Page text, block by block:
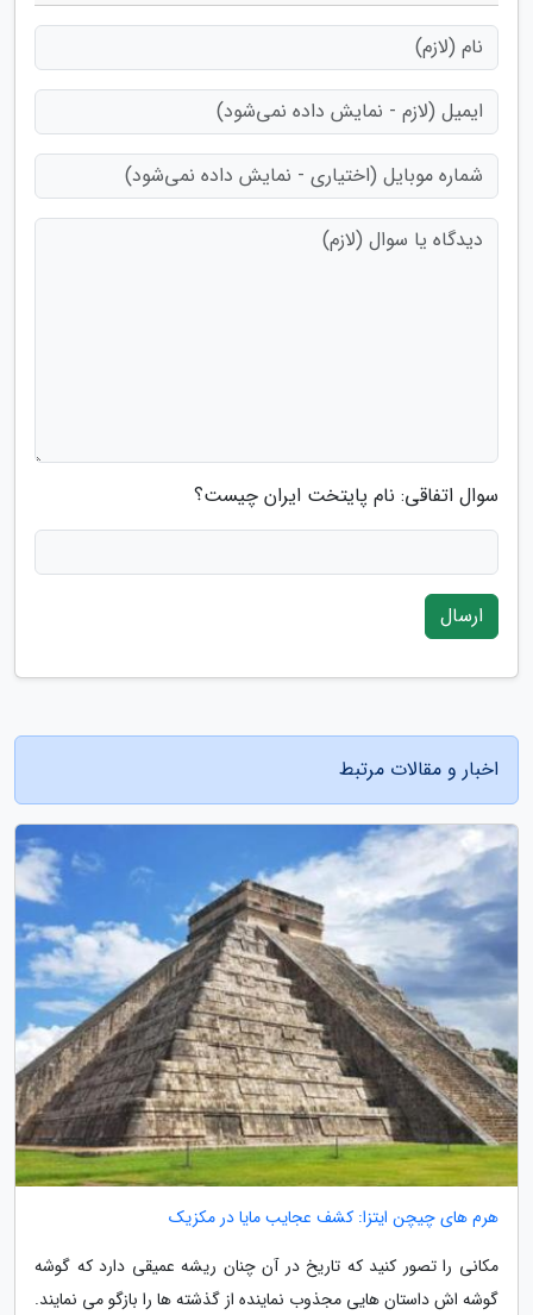
سوال اتفاقی: نام پایتخت ایران چیست؟
ارسال
اخبار و مقالات مرتبط
هرم های چیچن ایتزا: کشف عجایب مایا در مکزیک
مکانی را تصور کنید که تاریخ در آن چنان ریشه عمیقی دارد که گوشه
گوشه اش داستان هایی مجذوب نماینده از گذشته ها را بازگو می نمایند.